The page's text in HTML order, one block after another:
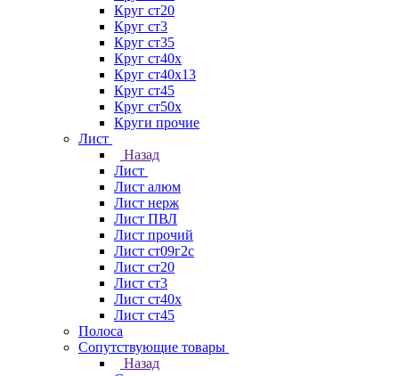
Круг ст20
Круг ст3
Круг ст35
Круг ст40х
Круг ст40х13
Круг ст45
Круг ст50х
Круги прочие
Лист
Назад
Лист
Лист алюм
Лист нерж
Лист ПВЛ
Лист прочий
Лист ст09г2с
Лист ст20
Лист ст3
Лист ст40х
Лист ст45
Полоса
Сопутствующие товары
Назад